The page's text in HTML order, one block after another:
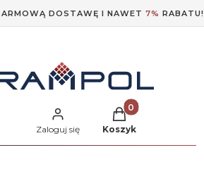
DOSTAWĘ I NAWET 7% RABATU!
Zaloguj się
Produkty w
Koszyk